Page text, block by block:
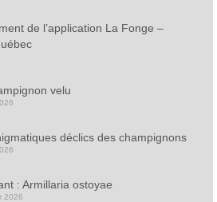
de l’application La Fonge –
velu
déclics des champignons
: Armillaria ostoyae
2026